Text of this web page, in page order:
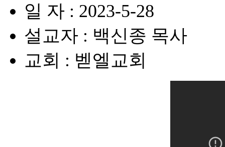
일 자 : 2023-5-28
설교자 : 백신종 목사
교회 : 벧엘교회